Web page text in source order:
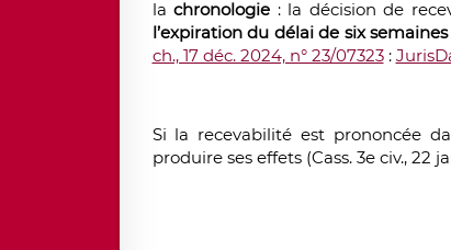
lachronologie : la décision de
l’expiration du délai de six semaines
ch., 17 déc. 2024, n° 23/07323:
Si la recevabilité est prononcée
produire ses effets (Cass. 3e civ., 22